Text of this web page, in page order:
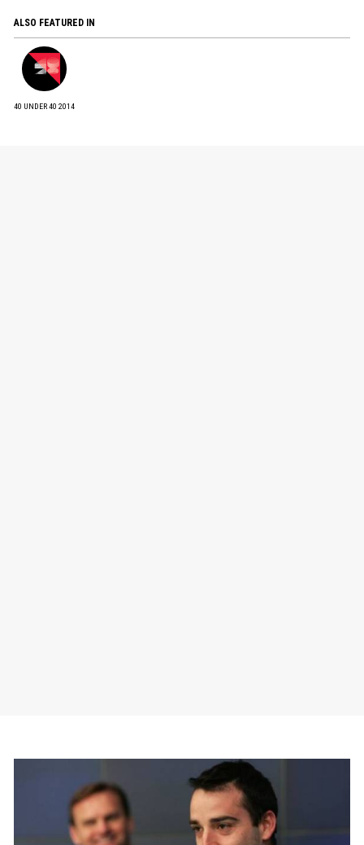
ALSO FEATURED IN
40 UNDER 40 2014